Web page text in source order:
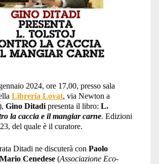
2024, ore 17,00, presso sala
Libreria Lovat, via Newton a
Gino Ditadipresenta il libro: L.
la caccia e il mangiar carne. Edizioni
del quale è il curatore.
Ditadi ne discuterà con Paolo
Mario Cenedese(Associazione Eco-